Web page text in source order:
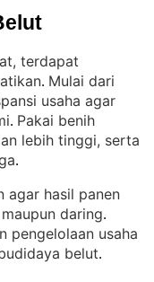
terdapat
. Mulai dari
usaha agar
. Pakai benih
lebih tinggi, serta
.
agar hasil panen
daring
pengelolaan usaha
belut.